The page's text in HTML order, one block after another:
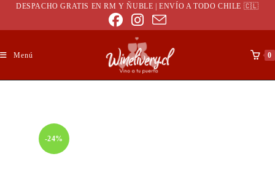
DESPACHO GRATIS EN RM Y ÑUBLE | ENVÍO A TODO CHILE 🇨🇱
Menú 0
-24%